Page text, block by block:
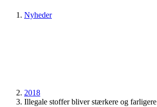
Nyheder
2018
Illegale stoffer bliver stærkere og farligere